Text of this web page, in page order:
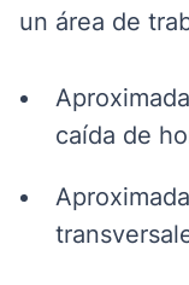
un área de
caída de